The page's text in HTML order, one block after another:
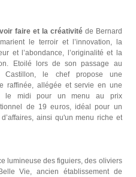
faire et la créativitéde Bernard
le terroir et l’innovation, la
et l’abondance, l’originalité et la
Etoilé lors de son passage au
Castillon, le chef propose une
raffinée, allégée et servie en une
le midi pour un menu au prix
de 19 euros, idéal pour un
ainsi qu'un menu riche et
lumineuse des figuiers, des oliviers
Vie, ancien établissement de